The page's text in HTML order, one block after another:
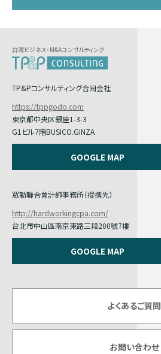
台湾ビジネス・M&Aコンサルティング
TP&Pコンサルティング合同会社
https://tppgodo.com
東京都中央区銀座1-3-3
G1ビル7階BUSICO.GINZA
GOOGLE MAP
眾勤聯合會計師事務所（提携先）
http://hardworkingcpa.com/
台北市中山區南京東路三段200號7樓
GOOGLE MAP
よくあるご質問
お問い合わせ